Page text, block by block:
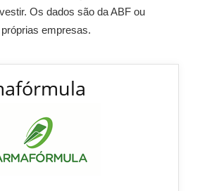
Os dados são da ABF ou
empresas.